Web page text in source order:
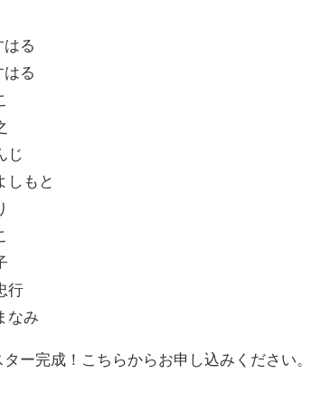
る
る
じ
しもと
行
なみ
ー完成！こちらからお申し込みください。